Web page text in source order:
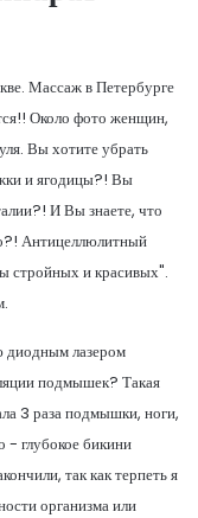
Массаж в Петербурге
Около фото женщин,
Вы хотите убрать
и ягодицы?! Вы
И Вы знаете, что
Антицеллюлитный
стройных и красивых".
диодным лазером
подмышек? Такая
3 раза подмышки, ноги,
- глубокое бикини
так как терпеть я
организма или